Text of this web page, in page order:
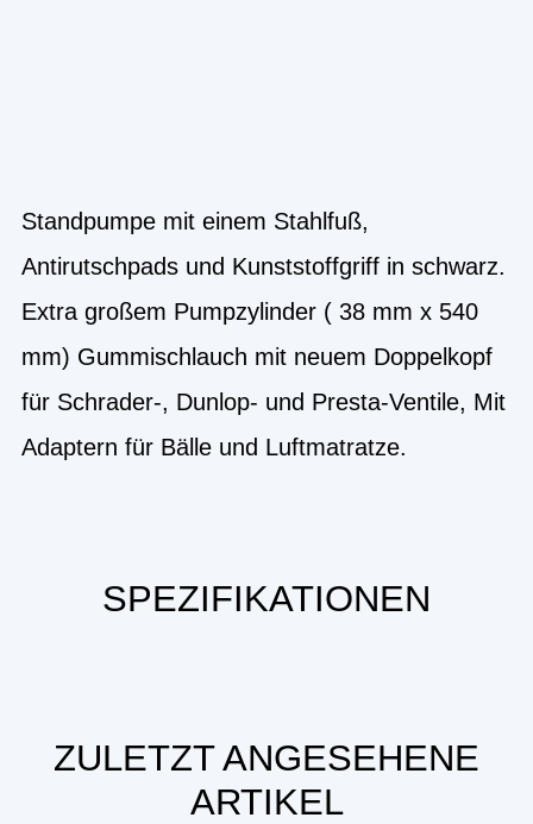
Standpumpe mit einem Stahlfuß,
Antirutschpads und Kunststoffgriff in schwarz.
Extra großem Pumpzylinder ( 38 mm x 540
mm) Gummischlauch mit neuem Doppelkopf
für Schrader-, Dunlop- und Presta-Ventile, Mit
Adaptern für Bälle und Luftmatratze.
SPEZIFIKATIONEN
ZULETZT ANGESEHENE
ARTIKEL